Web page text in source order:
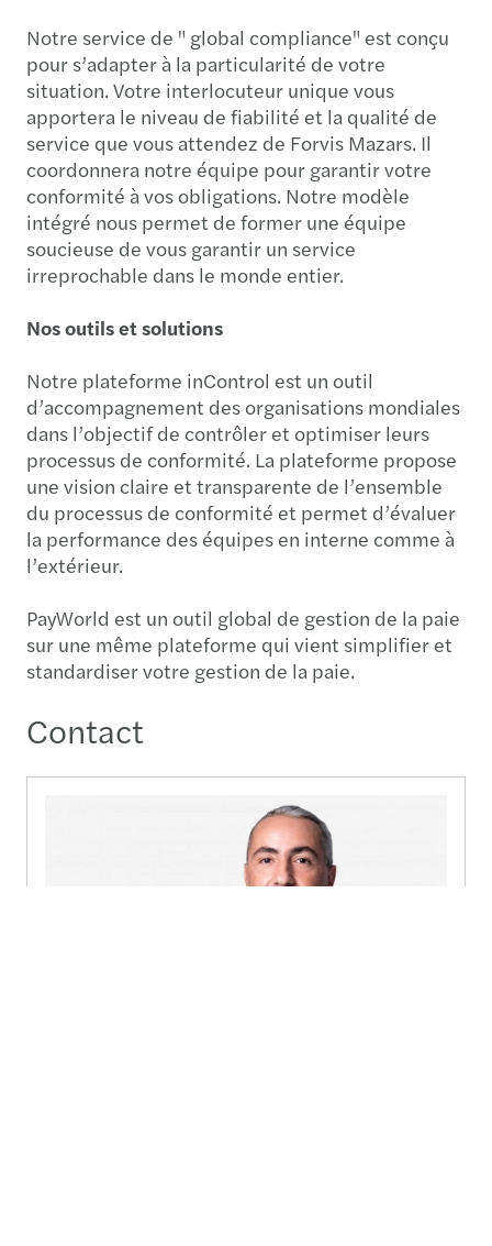
Notre service de " global compliance" est conçu
pour s’adapter à la particularité de votre
situation. Votre interlocuteur unique vous
apportera le niveau de fiabilité et la qualité de
service que vous attendez de Forvis Mazars. Il
coordonnera notre équipe pour garantir votre
conformité à vos obligations. Notre modèle
intégré nous permet de former une équipe
soucieuse de vous garantir un service
irreprochable dans le monde entier.
Nos outils et solutions
Notre plateforme inControl est un outil
d’accompagnement des organisations mondiales
dans l’objectif de contrôler et optimiser leurs
processus de conformité. La plateforme propose
une vision claire et transparente de l’ensemble
du processus de conformité et permet d’évaluer
la performance des équipes en interne comme à
l’extérieur.
PayWorld est un outil global de gestion de la paie
sur une même plateforme qui vient simplifier et
standardiser votre gestion de la paie.
Contact